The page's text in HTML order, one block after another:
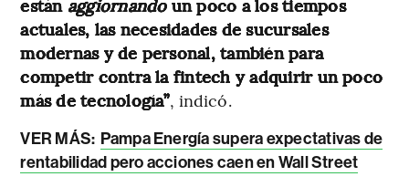
están aggiornandoun poco a los tiempos
actuales, las necesidades de sucursales
modernas y de personal, también para
competir contra la fintech y adquirir un poco
más de tecnología”, indicó.
VER MÁS: Pampa Energía supera expectativas de
rentabilidad pero acciones caen en Wall Street